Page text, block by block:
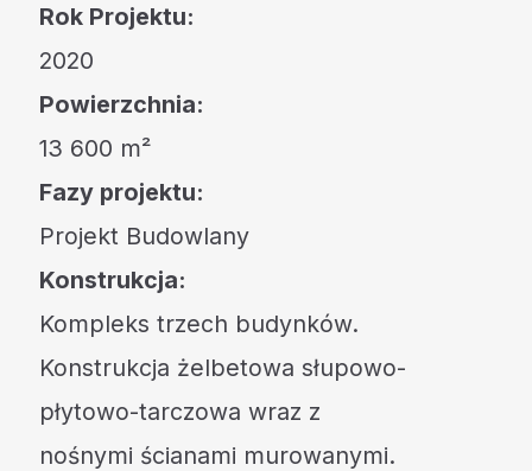
Rok Projektu:
2020
Powierzchnia:
13 600 m²
Fazy projektu:
Projekt Budowlany
Konstrukcja:
Kompleks trzech budynków.
Konstrukcja żelbetowa słupowo-
płytowo-tarczowa wraz z
nośnymi ścianami murowanymi.